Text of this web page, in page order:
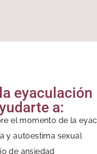
eyaculación
a:
el momento de la
y autoestima sexual
de ansiedad